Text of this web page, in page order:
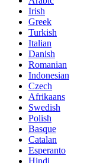
Irish
Greek
Turkish
Italian
Danish
Romanian
Indonesian
Czech
Afrikaans
Swedish
Polish
Basque
Catalan
Esperanto